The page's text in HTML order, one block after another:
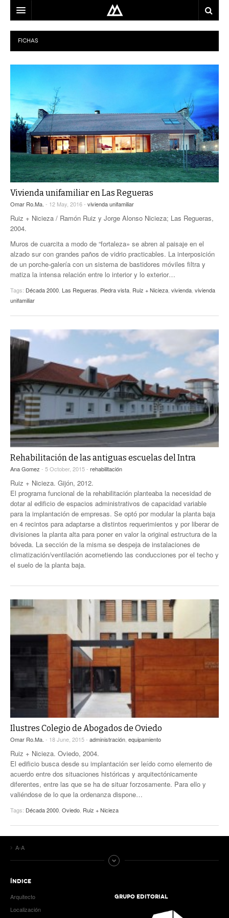
ARQUITECTO
LOCALIZACIÓN
EQUIPO
BLOG
CONTACTO
FICHAS
Vivienda unifamiliar en Las Regueras
Omar Ro.Ma. - 12 May, 2016 - vivienda unifamiliar
Ruiz + Nicieza / Ramón Ruiz y Jorge Alonso Nicieza; Las Regueras,
2004.
Muros de cuarcita a modo de “fortaleza» se abren al paisaje en el
alzado sur con grandes paños de vidrio practicables. La interposición
de un porche-galería con un sistema de bastidores móviles filtra y
matiza la intensa relación entre lo interior y lo exterior…
Tags: Década 2000 Las Regueras Piedra vista Ruiz + Nicieza vivienda vivienda
unifamiliar
Rehabilitación de las antiguas escuelas del Intra
Ana Gomez - 5 October, 2015 - rehabilitación
Ruiz + Nicieza. Gijón, 2012.
El programa funcional de la rehabilitación planteaba la necesidad de
dotar al edificio de espacios administrativos de capacidad variable
para la implantación de empresas. Se optó por modular la planta baja
en 4 recintos para adaptarse a distintos requerimientos y por liberar de
divisiones la planta alta para poner en valor la original estructura de la
bóveda. La sección de la misma se despeja de instalaciones de
climatización/ventilación acometiendo las conducciones por el techo y
el suelo de la planta baja.
Ilustres Colegio de Abogados de Oviedo
Omar Ro.Ma. - 18 June, 2015 - administración equipamiento
Ruiz + Nicieza. Oviedo, 2004.
El edificio busca desde su implantación ser leído como elemento de
acuerdo entre dos situaciones históricas y arquitectónicamente
diferentes, entre las que se ha de situar forzosamente. Para ello y
valiéndose de lo que la ordenanza dispone…
Tags: Década 2000 Oviedo Ruiz + Nicieza
A-A
ÍNDICE
Arquitecto
Localización
GRUPO EDITORIAL